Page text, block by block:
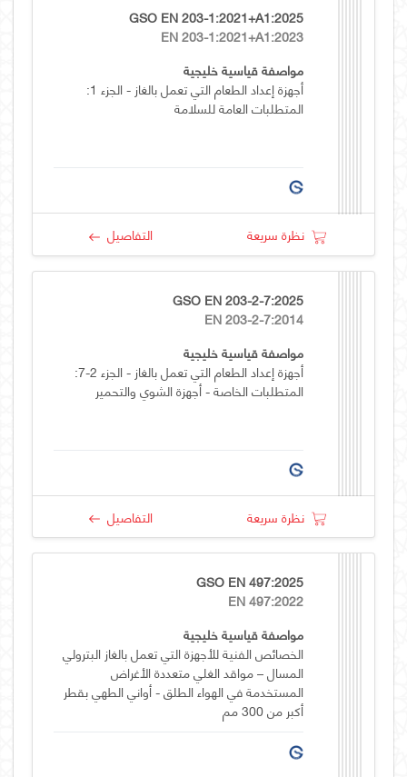
GSO EN 203-1:2021+A1:2025
EN 203-1:2021+A1:2023
مواصفة قياسية خليجية
أجهزة إعداد الطعام التي تعمل بالغاز - الجزء 1:
المتطلبات العامة للسلامة
نظرة سريعة التفاصيل
GSO EN 203-2-7:2025
EN 203-2-7:2014
مواصفة قياسية خليجية
أجهزة إعداد الطعام التي تعمل بالغاز - الجزء 2-7:
المتطلبات الخاصة - أجهزة الشوي والتحمير
نظرة سريعة التفاصيل
GSO EN 497:2025
EN 497:2022
مواصفة قياسية خليجية
الخصائص الفنية للأجهزة التي تعمل بالغاز البترولي
المسال – مواقد الغلي متعددة الأغراض
المستخدمة في الهواء الطلق - أواني الطهي بقطر
أكبر من 300 مم